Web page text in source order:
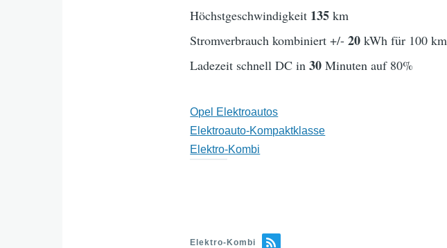
Höchstgeschwindigkeit 135 km
Stromverbrauch kombiniert +/-20 kWh für 100 km
Ladezeit schnell DC in30 Minuten auf 80%
Opel Elektroautos
Elektroauto-Kompaktklasse
Elektro-Kombi
Elektro-Kombi